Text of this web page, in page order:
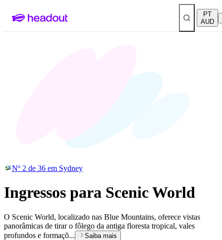
PT
AUD
Nº 2 de 36 em Sydney
Ingressos para Scenic World
O Scenic World, localizado nas Blue Mountains, oferece vistas
panorâmicas de tirar o fôlego da antiga floresta tropical, vales
profundos e formaçõ...
Saiba mais